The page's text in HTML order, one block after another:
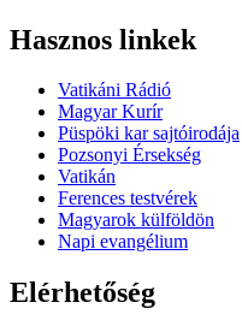
Hindi
Blue
سكس
سكس
مترجم
سكس
مصري
Arab
Hasznos linkek
Vatikáni Rádió
Magyar Kurír
Püspöki kar sajtóirodája
Pozsonyi Érsekség
Vatikán
Ferences testvérek
Magyarok külföldön
Napi evangélium
Elérhetőség